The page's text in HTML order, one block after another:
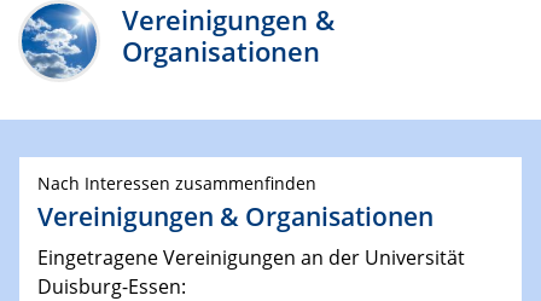
Vereinigungen &
Organisationen
Nach Interessen zusammenfinden
Vereinigungen & Organisationen
Eingetragene Vereinigungen an der Universität
Duisburg-Essen: